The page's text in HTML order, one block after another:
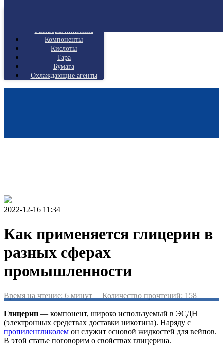
Растворы никотина
Компоненты
Кислоты
Тара
Бумага
Охлаждающие агенты
2022-12-16 11:34
Как применяется глицерин в
разных сферах
промышленности
Время на чтение: 6 минут Количество прочтений: 158
Глицерин — компонент, широко используемый в ЭСДН
(электронных средствах доставки никотина). Наряду с
пропиленгликолем он служит основой жидкостей для вейпов.
В этой статье поговорим о свойствах глицерина.